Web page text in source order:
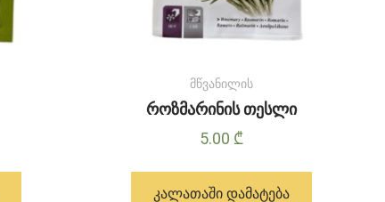
მწვანილის
როზმარინის თესლი
5.00 ₾
ᲙᲐᲚᲐᲗᲐᲨᲘ ᲓᲐᲛᲐᲢᲔᲑᲐ